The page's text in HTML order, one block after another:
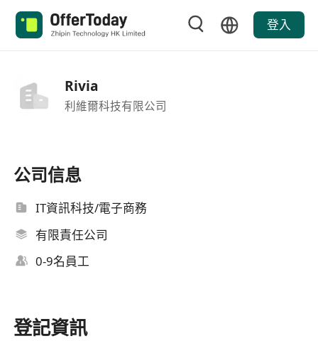
登入
Rivia
利維爾科技有限公司
公司信息
IT資訊科技/電子商務
有限責任公司
0-9名員工
登記資訊